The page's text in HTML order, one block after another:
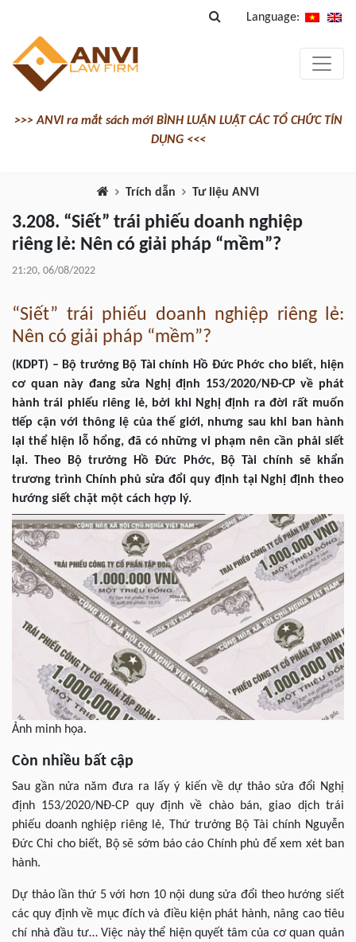
Language:
>>> ANVI ra mắt sách mới BÌNH LUẬN LUẬT CÁC TỔ CHỨC TÍN
DỤNG <<<
Trích dẫn Tư liệu ANVI
3.208. “Siết” trái phiếu doanh nghiệp
riêng lẻ: Nên có giải pháp “mềm”?
21:20, 06/08/2022
“Siết” trái phiếu doanh nghiệp riêng lẻ:
Nên có giải pháp “mềm”?
(KDPT) – Bộ trưởng Bộ Tài chính Hồ Đức Phớc cho biết, hiện
cơ quan này đang sửa Nghị định 153/2020/NĐ-CP về phát
hành trái phiếu riêng lẻ, bởi khi Nghị định ra đời rất muốn
tiếp cận với thông lệ của thế giới, nhưng sau khi ban hành
lại thể hiện lỗ hổng, đã có những vi phạm nên cần phải siết
lại. Theo Bộ trưởng Hồ Đức Phớc, Bộ Tài chính sẽ khẩn
trương trình Chính phủ sửa đổi quy định tại Nghị định theo
hướng siết chặt một cách hợp lý.
Ảnh minh họa.
Còn nhiều bất cập
Sau gần nửa năm đưa ra lấy ý kiến về dự thảo sửa đổi Nghị
định 153/2020/NĐ-CP quy định về chào bán, giao dịch trái
phiếu doanh nghiệp riêng lẻ, Thứ trưởng Bộ Tài chính Nguyễn
Đức Chi cho biết, Bộ sẽ sớm báo cáo Chính phủ để xem xét ban
hành.
Dự thảo lần thứ 5 với hơn 10 nội dung sửa đổi theo hướng siết
các quy định về mục đích và điều kiện phát hành, nâng cao tiêu
chí nhà đầu tư… Việc này thể hiện quyết tâm của cơ quan quản